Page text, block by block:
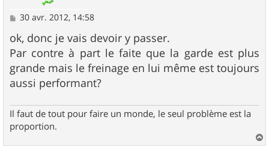
M
s
s
a
g
e
30 avr. 2012, 14:58
ok, donc je vais devoir y passer.
Par contre à part le faite que la garde est plus
grande mais le freinage en lui même est toujours
aussi performant?
Il faut de tout pour faire un monde, le seul problème est la
proportion.
a